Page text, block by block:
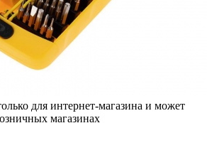
для интернет-магазина и может
магазинах